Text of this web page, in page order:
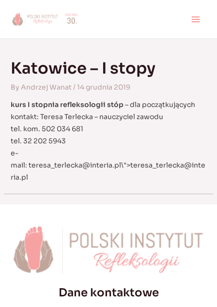
Katowice – I stopy
By Andrzej Wanat/14 grudnia 2019
kurs I stopnia refleksologii stóp– dla początkujących
kontakt: Teresa Terlecka – nauczyciel zawodu
tel. kom. 502 034 681
tel. 32 202 5943
e-
mail: teresa_terlecka@interia.pl\">teresa_terlecka@inte
ria.pl
Dane kontaktowe